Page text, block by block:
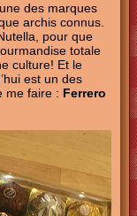
des marques
archis connus.
pour que
totale
culture! Et le
est un des
me faire : Ferrero